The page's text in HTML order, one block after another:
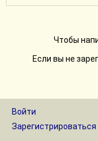
Чтобы
Если вы не
Войти
Зарегистрироваться